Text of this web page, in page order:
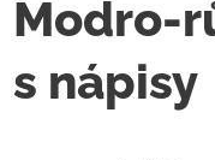
Modro-
s nápisy